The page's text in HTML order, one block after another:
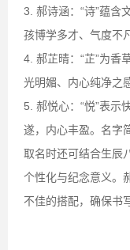
3. 郝诗涵：“诗”蕴含
孩博学多才、气度不
4. 郝芷晴：“芷”为香
光明媚、内心纯净之
5. 郝悦心：“悦”表示
遂，内心丰盈。名字
取名时还可结合生辰
个性化与纪念意义。
不佳的搭配，确保书